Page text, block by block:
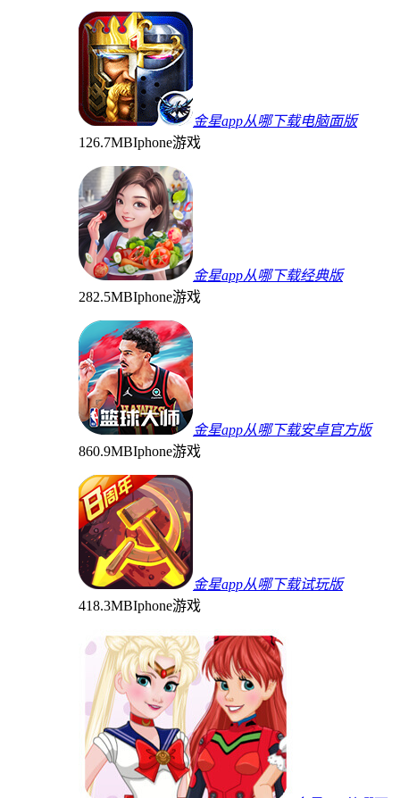
金星app从哪下载电脑面版
126.7MBIphone游戏
金星app从哪下载经典版
282.5MBIphone游戏
金星app从哪下载安卓官方版
860.9MBIphone游戏
金星app从哪下载试玩版
418.3MBIphone游戏